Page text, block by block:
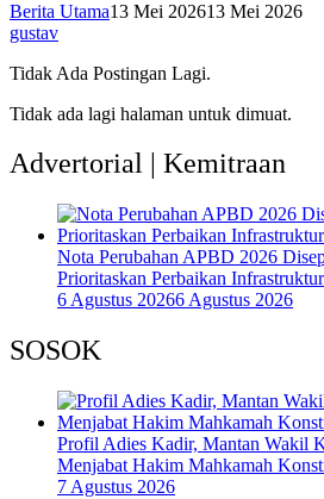
Berita Utama13 Mei 202613 Mei 2026
gustav
Tidak Ada Postingan Lagi.
Tidak ada lagi halaman untuk dimuat.
Advertorial | Kemitraan
Nota Perubahan APBD 2026
Prioritaskan Perbaikan
6 Agustus 20266 Agustus 2026
SOSOK
Profil Adies Kadir, Mantan Wakil
Menjabat Hakim Mahkamah
7 Agustus 2026